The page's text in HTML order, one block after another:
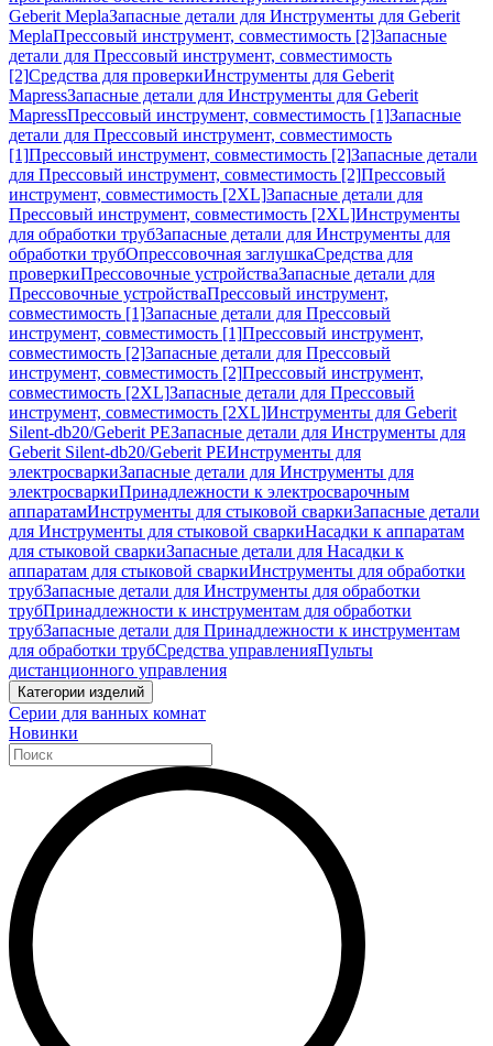
Geberit MeplaЗапасные детали для Инструменты для Geberit
MeplaПрессовый инструмент, совместимость [2]Запасные
детали для Прессовый инструмент, совместимость
[2]Средства для проверкиИнструменты для Geberit
MapressЗапасные детали для Инструменты для Geberit
MapressПрессовый инструмент, совместимость [1]Запасные
детали для Прессовый инструмент, совместимость
[1]Прессовый инструмент, совместимость [2]Запасные детали
для Прессовый инструмент, совместимость [2]Прессовый
инструмент, совместимость [2XL]Запасные детали для
Прессовый инструмент, совместимость [2XL]Инструменты
для обработки трубЗапасные детали для Инструменты для
обработки трубОпрессовочная заглушкаСредства для
проверкиПрессовочные устройстваЗапасные детали для
Прессовочные устройстваПрессовый инструмент,
совместимость [1]Запасные детали для Прессовый
инструмент, совместимость [1]Прессовый инструмент,
совместимость [2]Запасные детали для Прессовый
инструмент, совместимость [2]Прессовый инструмент,
совместимость [2XL]Запасные детали для Прессовый
инструмент, совместимость [2XL]Инструменты для Geberit
Silent-db20/Geberit PEЗапасные детали для Инструменты для
Geberit Silent-db20/Geberit PEИнструменты для
электросваркиЗапасные детали для Инструменты для
электросваркиПринадлежности к электросварочным
аппаратамИнструменты для стыковой сваркиЗапасные детали
для Инструменты для стыковой сваркиНасадки к аппаратам
для стыковой сваркиЗапасные детали для Насадки к
аппаратам для стыковой сваркиИнструменты для обработки
трубЗапасные детали для Инструменты для обработки
трубПринадлежности к инструментам для обработки
трубЗапасные детали для Принадлежности к инструментам
для обработки трубСредства управленияПульты
дистанционного управления
Категории изделий
Серии для ванных комнат
Новинки